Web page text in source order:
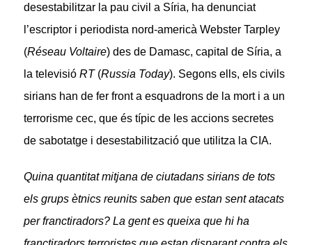
desestabilitzar la pau civil a Síria, ha denunciat
l’escriptor i periodista nord-americà Webster Tarpley
(Réseau Voltaire) des de Damasc, capital de Síria, a
la televisió RT (Russia Today). Segons ells, els civils
sirians han de fer front a esquadrons de la mort i a un
terrorisme cec, que és típic de les accions secretes
de sabotatge i desestabilització que utilitza la CIA.
Quina quantitat mitjana de ciutadans sirians de tots
els grups ètnics reunits saben que estan sent atacats
per franctiradors? La gent es queixa que hi ha